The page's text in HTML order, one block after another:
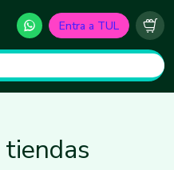
ConstrucciónEntra a TUL